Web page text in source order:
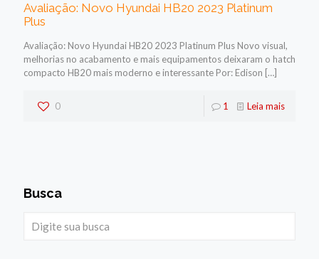
Avaliação: Novo Hyundai HB20 2023 Platinum
Plus
Avaliação: Novo Hyundai HB20 2023 Platinum Plus Novo visual,
melhorias no acabamento e mais equipamentos deixaram o hatch
compacto HB20 mais moderno e interessante Por: Edison […]
0 1 Leia mais
Busca